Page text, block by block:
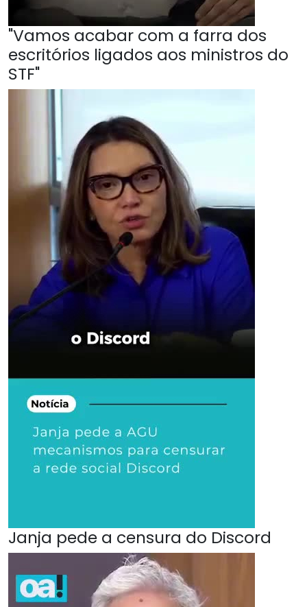
"Vamos acabar com a farra dos
escritórios ligados aos ministros do
STF"
Janja pede a censura do Discord